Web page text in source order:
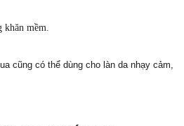
khăn mềm.
cũng có thể dùng cho làn da nhạy cảm,